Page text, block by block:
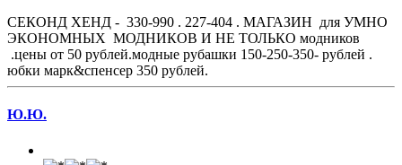
СЕКОНД ХЕНД - 330-990 . 227-404 . МАГАЗИН для УМНО
ЭКОНОМНЫХ МОДНИКОВ И НЕ ТОЛЬКО модников
.цены от 50 рублей.модные рубашки 150-250-350- рублей .
юбки марк&спенсер 350 рублей.
Ю.Ю.